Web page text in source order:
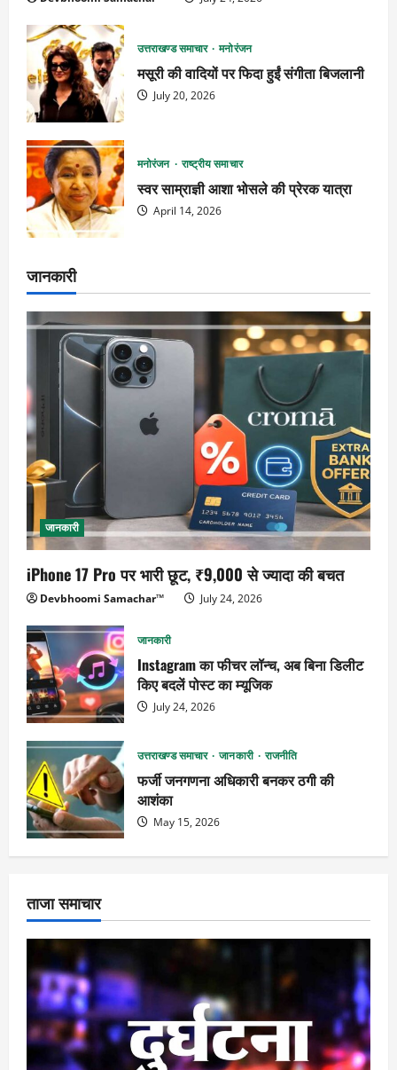
उत्तराखण्ड समाचार मनोरंजन
मसूरी की वादियों पर फिदा हुईं संगीता बिजलानी
July 20, 2026
मनोरंजन राष्ट्रीय समाचार
स्वर साम्राज्ञी आशा भोसले की प्रेरक यात्रा
April 14, 2026
जानकारी
जानकारी
iPhone 17 Pro पर भारी छूट, ₹9,000 से ज्यादा की बचत
Devbhoomi Samachar™ July 24, 2026
जानकारी
Instagram का फीचर लॉन्च, अब बिना डिलीट
किए बदलें पोस्ट का म्यूजिक
July 24, 2026
उत्तराखण्ड समाचार जानकारी राजनीति
फर्जी जनगणना अधिकारी बनकर ठगी की
आशंका
May 15, 2026
ताजा समाचार